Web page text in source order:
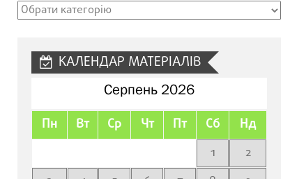
Рубрики
КАЛЕНДАР МАТЕРІАЛІВ
Серпень 2026
Пн Вт Ср Чт Пт Сб Нд
1
2